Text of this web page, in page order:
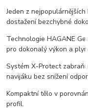
Jeden z
dostažení bezchybné
Technologie HAGANE
pro dokonalý výkon a
Systém X-Protect
navijáku bez snížení
Kompaktní tělo v
profil.